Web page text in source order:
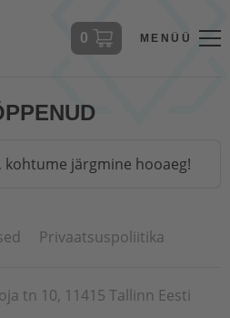
0 MENÜÜ
järgmine hooaeg!
Privaatsuspoliitika
tn 10, 11415 Tallinn Eesti